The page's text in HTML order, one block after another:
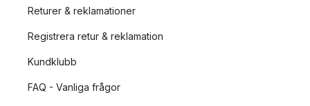
Returer & reklamationer
Registrera retur & reklamation
Kundklubb
FAQ - Vanliga frågor